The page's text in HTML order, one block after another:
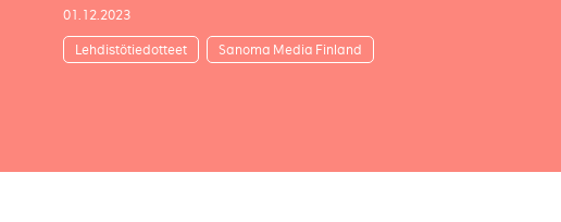
01.12.2023
Lehdistötiedotteet Sanoma Media Finland